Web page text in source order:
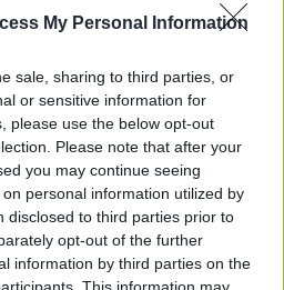
My Personal Information
sale, sharing to third parties, or
or sensitive information for
please use the below opt-out
Please note that after your
you may continue seeing
personal information utilized by
disclosed to third parties prior to
opt-out of the further
information by third parties on the
This information may
inaugurato nel
il prezzo è
a partire da 550